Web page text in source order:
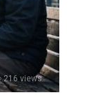
216 views